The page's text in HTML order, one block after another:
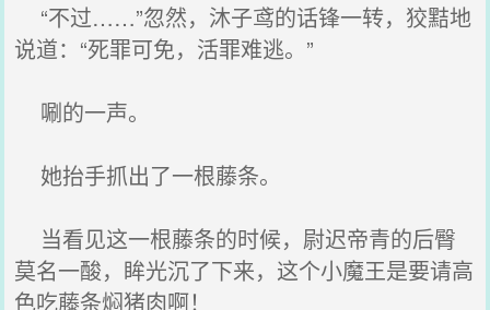
“不过……”忽然，沐子鸢的话锋一转，狡黠地
说道：“死罪可免，活罪难逃。”
唰的一声。
她抬手抓出了一根藤条。
当看见这一根藤条的时候，尉迟帝青的后臀
莫名一酸，眸光沉了下来，这个小魔王是要请高
色吃藤条焖猪肉啊！